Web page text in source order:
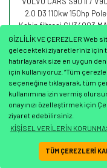
GİZLİLİK VE ÇEREZLER Web
gelecekteki ziyaretleriniz için
hatırlayarak size en uygun
için kullanıyoruz. “Tüm
seçeneğine tıklayarak, tüm
kullanımına izin vermiş
onayınızı özelleştirmek için
ziyaret edebilirsiniz.
KİŞİSEL VERİLERİN
TÜM ÇEREZLERİ
2.0 D3 110kw 150hp
Kabin filtresi CU34003
1.000,46 TL